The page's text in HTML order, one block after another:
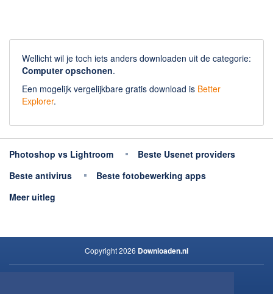
Wellicht wil je toch iets anders downloaden uit de categorie:
Computer opschonen.
Een mogelijk vergelijkbare gratis download is Better
Explorer.
Photoshop vs Lightroom
Beste Usenet providers
Beste antivirus
Beste fotobewerking apps
Meer uitleg
Copyright 2026 Downloaden.nl